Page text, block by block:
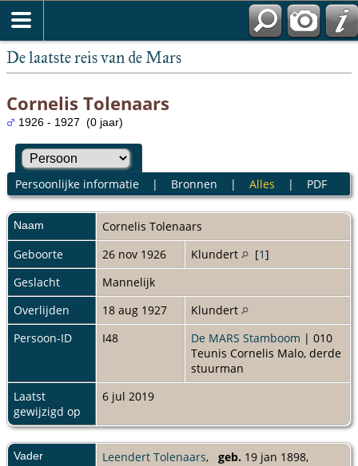
De laatste reis van de Mars
Cornelis Tolenaars
1926 - 1927 (0 jaar)
Persoonlijke informatie| Bronnen | Alles | PDF
Naam Cornelis Tolenaars
Geboorte
26 nov 1926 Klundert [1]
Geslacht
Mannelijk
Overlijden
18 aug 1927
Klundert
Persoon-ID
I48 De MARS Stamboom | 010
Teunis Cornelis Malo, derde
stuurman
Laatst
gewijzigd op
6 jul 2019
Vader Leendert Tolenaars, geb. 19 jan 1898,